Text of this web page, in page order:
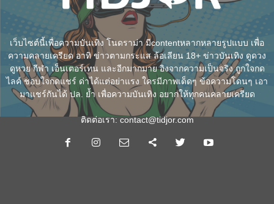
เว็บไซต์นี้เพื่อความบันเทิง โนดราม่า มีcontentหลากหลายรูปแบบ เพื่อ
ความคลายเครียด อาทิ ข่าวตามกระแส ล้อเลียน 18+ ข่าวบันเทิง ดูดวง
ดูหวย กีฬา เอ็นเตอร์เทน และอีกมากมาย อิงจากความเป็นจริง ถูกใจกด
ไลค์ ชอบใจกดแชร์ ด่าได้แต่อย่าแรง ใครมีภาพเด็ดๆ ข้อความโดนๆ เอา
มาแชร์กันได้ ปล. ย้ำ เพื่อความบันเทิง อยากให้ทุกคนคลายเครียด
ติดต่อเรา: contact@tidjor.com